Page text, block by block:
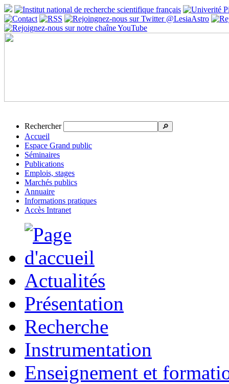
Rechercher 🔎
Accueil
Espace Grand public
Séminaires
Publications
Emplois, stages
Marchés publics
Annuaire
Informations pratiques
Accès Intranet
Actualités
Présentation
Recherche
Instrumentation
Enseignement et